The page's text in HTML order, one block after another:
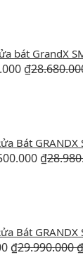
bát GrandX
₫
Bát GRANDX
₫
Bát GRANDX
₫29.990.000₫